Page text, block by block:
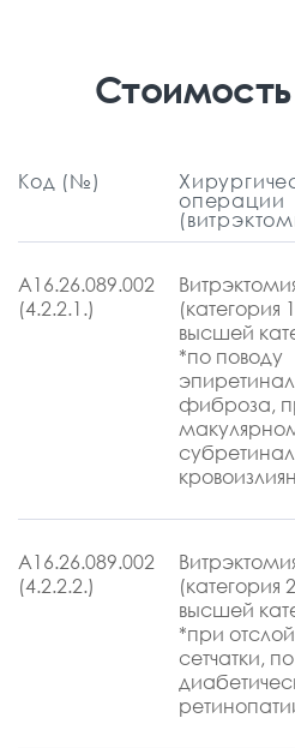
Код (№)
операции
А16.26.089.002
(4.2.2.1.)
(категория
высшей
*по поводу
фиброза,
А16.26.089.002
(4.2.2.2.)
(категория
высшей
*при
сетчатки,